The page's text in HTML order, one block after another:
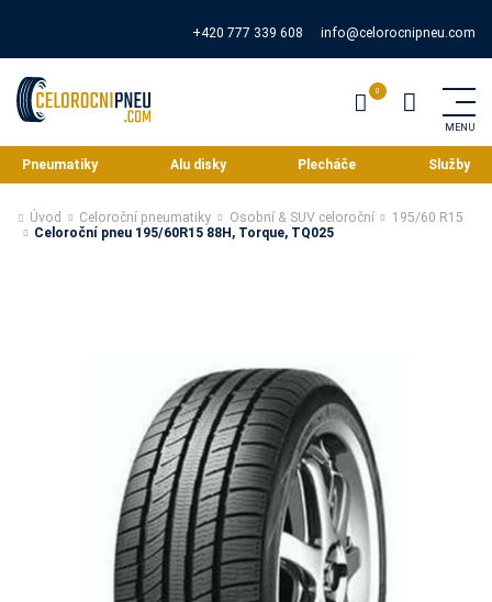
+420 777 339 608 info@celorocnipneu.com
Pneumatiky Alu disky Plecháče Služby
Úvod Celoroční pneumatiky Osobní & SUV celoroční
195/60 R15
Celoroční pneu 195/60R15 88H, Torque, TQ025